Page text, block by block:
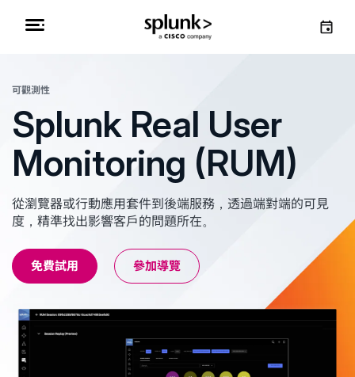
可觀測性
Splunk Real User
Monitoring (RUM)
從瀏覽器或行動應用套件到後端服務，透過端對端的可見
度，精準找出影響客戶的問題所在。
免費試用 參加導覽